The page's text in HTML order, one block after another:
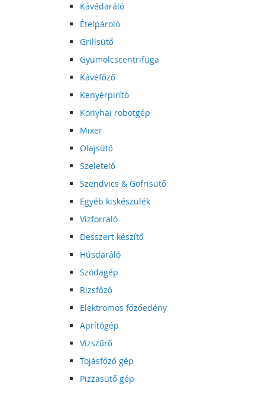
Kávédaráló
Ételpároló
Grillsütő
Gyümölcscentrifuga
Kávéfőző
Kenyérpirító
Konyhai robotgép
Mixer
Olajsütő
Szeletelő
Szendvics & Gofrisütő
Egyéb kiskészülék
Vízforraló
Desszert készítő
Húsdaráló
Szódagép
Rizsfőző
Elektromos főzőedény
Aprítógép
Vízszűrő
Tojásfőző gép
Pizzasütő gép